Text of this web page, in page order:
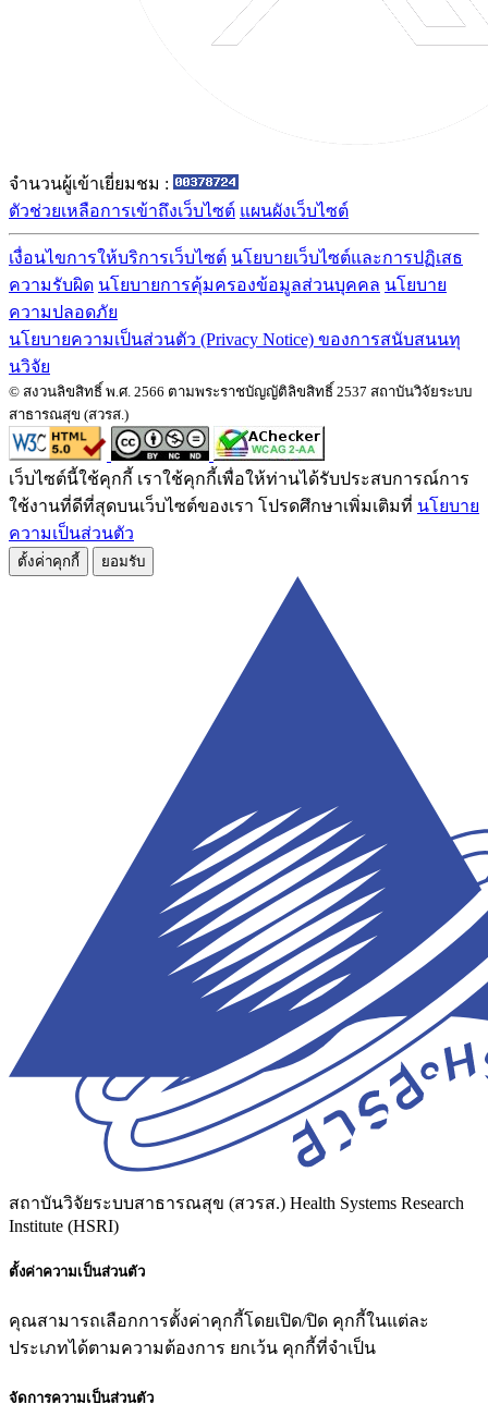
จำนวนผู้เข้าเยี่ยมชม :
ตัวช่วยเหลือการเข้าถึงเว็บไซต์ แผนผังเว็บไซต์
เงื่อนไขการให้บริการเว็บไซต์ นโยบายเว็บไซต์และการปฏิเสธ
ความรับผิด นโยบายการคุ้มครองข้อมูลส่วนบุคคล นโยบาย
ความปลอดภัย
นโยบายความเป็นส่วนตัว (Privacy Notice) ของการสนับสนนทุ
นวิจัย
© สงวนลิขสิทธิ์ พ.ศ. 2566 ตามพระราชบัญญัติลิขสิทธิ์ 2537 สถาบันวิจัยระบบ
สาธารณสุข (สวรส.)
เว็บไซต์นี้ใช้คุกกี้ เราใช้คุกกี้เพื่อให้ท่านได้รับประสบการณ์การ
ใช้งานที่ดีที่สุดบนเว็บไซต์ของเรา โปรดศึกษาเพิ่มเติมที่ นโยบาย
ความเป็นส่วนตัว
ตั้งค่่าคุกกี้ ยอมรับ
สถาบันวิจัยระบบสาธารณสุข (สวรส.) Health Systems Research
Institute (HSRI)
ตั้งค่าความเป็นส่วนตัว
คุณสามารถเลือกการตั้งค่าคุกกี้โดยเปิด/ปิด คุกกี้ในแต่ละ
ประเภทได้ตามความต้องการ ยกเว้น คุกกี้ที่จำเป็น
จัดการความเป็นส่วนตัว